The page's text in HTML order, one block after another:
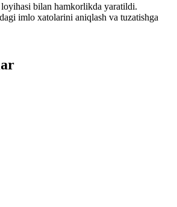
loyihasi bilan hamkorlikda yaratildi.
imlo xatolarini aniqlash va tuzatishga